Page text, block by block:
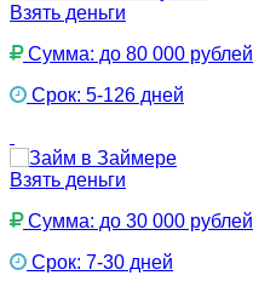
Взять деньги
Сумма: до 80 000 рублей
Срок: 5-126 дней
Взять деньги
Сумма: до 30 000 рублей
Срок: 7-30 дней